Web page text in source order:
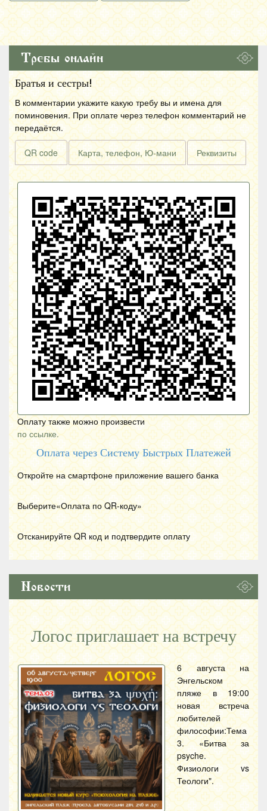
Требы онлайн
Братья и сестры!
В комментарии укажите какую требу вы и имена для
поминовения. При оплате через телефон комментарий не
передаётся.
QR code Карта, телефон, Ю-мани Реквизиты
Оплату также можно произвести
по ссылке.
Оплата через Систему Быстрых Платежей
Откройте на смартфоне приложение вашего банка
Выберите«Оплата по QR-коду»
Отсканируйте QR код и подтвердите оплату
Новости
Логос приглашает на встречу
6 августа на
Энгельском
пляже в 19:00
новая встреча
любителей
философии:Тема
3. «Битва за
psyche.
Физиологи vs
Теологи".